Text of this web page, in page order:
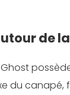
de
Ghost
du canapé,